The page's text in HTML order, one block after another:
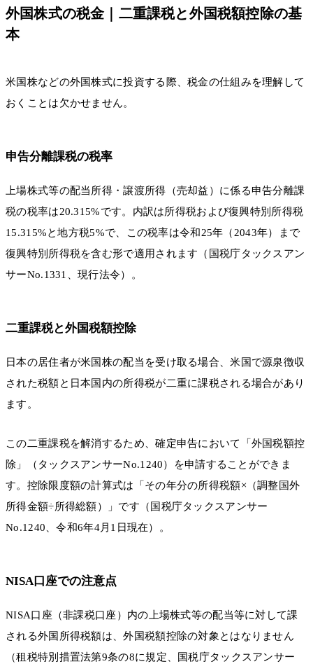
外国株式の税金｜二重課税と外国税額控除の基
本
米国株などの外国株式に投資する際、税金の仕組みを理解して
おくことは欠かせません。
申告分離課税の税率
上場株式等の配当所得・譲渡所得（売却益）に係る申告分離課
税の税率は20.315%です。内訳は所得税および復興特別所得税
15.315%と地方税5%で、この税率は令和25年（2043年）まで
復興特別所得税を含む形で適用されます（国税庁タックスアン
サーNo.1331、現行法令）。
二重課税と外国税額控除
日本の居住者が米国株の配当を受け取る場合、米国で源泉徴収
された税額と日本国内の所得税が二重に課税される場合があり
ます。
この二重課税を解消するため、確定申告において「外国税額控
除」（タックスアンサーNo.1240）を申請することができま
す。控除限度額の計算式は「その年分の所得税額×（調整国外
所得金額÷所得総額）」です（国税庁タックスアンサー
No.1240、令和6年4月1日現在）。
NISA口座での注意点
NISA口座（非課税口座）内の上場株式等の配当等に対して課
される外国所得税額は、外国税額控除の対象とはなりません
（租税特別措置法第9条の8に規定、国税庁タックスアンサー